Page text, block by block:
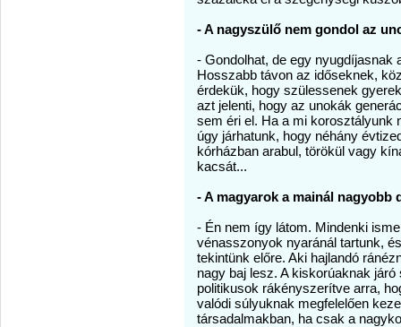
- A nagyszülő nem gondol az
- Gondolhat, de egy nyugdíjasnak
Hosszabb távon az időseknek,
érdekük, hogy szülessenek
azt jelenti, hogy az unokák
sem éri el. Ha a mi korosztályunk
úgy járhatunk, hogy néhány
kórházban arabul, törökül vagy
kacsát...
- A magyarok a mainál
- Én nem így látom. Mindenki
vénasszonyok nyaránál tartunk,
tekintünk előre. Aki hajlandó
nagy baj lesz. A kiskorúaknak
politikusok rákényszerítve arra,
valódi súlyuknak megfelelően
társadalmakban, ha csak a